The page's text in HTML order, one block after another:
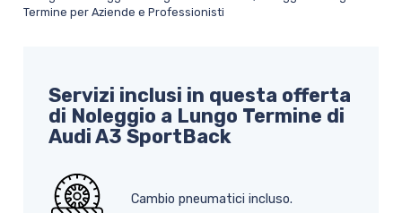
Termine per Aziende e Professionisti
Servizi inclusi in questa offerta
di Noleggio a Lungo Termine di
Audi A3 SportBack
Cambio pneumatici incluso.